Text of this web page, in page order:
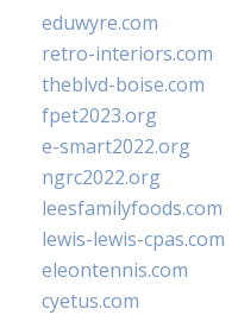
eduwyre.com
retro-interiors.com
theblvd-boise.com
fpet2023.org
e-smart2022.org
ngrc2022.org
leesfamilyfoods.com
lewis-lewis-cpas.com
eleontennis.com
cyetus.com